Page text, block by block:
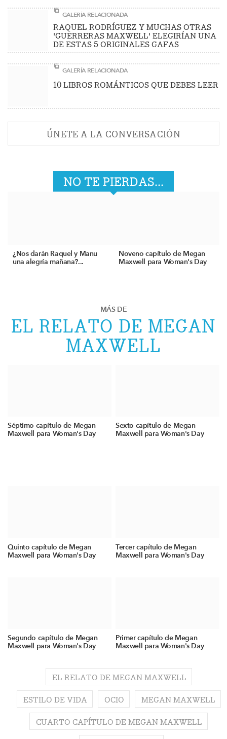
GALERÍA RELACIONADA
RAQUEL RODRÍGUEZ Y MUCHAS OTRAS
'GUERRERAS MAXWELL' ELEGIRÍAN UNA
DE ESTAS 5 ORIGINALES GAFAS
GALERÍA RELACIONADA
10 LIBROS ROMÁNTICOS QUE DEBES LEER
ÚNETE A LA CONVERSACIÓN
NO TE PIERDAS...
¿Nos darán Raquel y Manu
una alegría mañana?...
Noveno capítulo de Megan
Maxwell para Woman's Day
MÁS DE
EL RELATO DE MEGAN
MAXWELL
Séptimo capítulo de Megan
Maxwell para Woman's Day
Sexto capítulo de Megan
Maxwell para Woman's Day
Quinto capítulo de Megan
Maxwell para Woman's Day
Tercer capítulo de Megan
Maxwell para Woman's Day
Segundo capítulo de Megan
Maxwell para Woman's Day
Primer capítulo de Megan
Maxwell para Woman's Day
EL RELATO DE MEGAN MAXWELL
ESTILO DE VIDA OCIO MEGAN MAXWELL
CUARTO CAPÍTULO DE MEGAN MAXWELL